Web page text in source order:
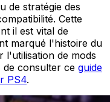
de stratégie des
Cette
il est vital de
marqué l'histoire du
l'utilisation de mods
de consulter ce guide
PS4.